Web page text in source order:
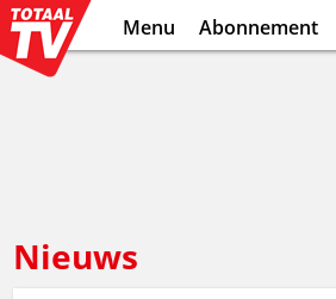
Menu Abonnement
Nieuws